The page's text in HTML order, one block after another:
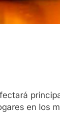
en los